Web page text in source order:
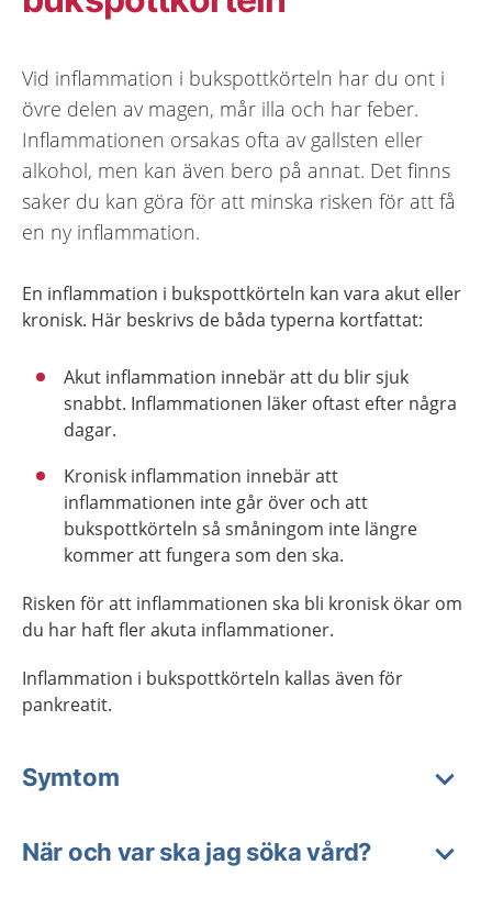
Vid inflammation i bukspottkörteln har du ont i
övre delen av magen, mår illa och har feber.
Inflammationen orsakas ofta av gallsten eller
alkohol, men kan även bero på annat. Det finns
saker du kan göra för att minska risken för att få
en ny inflammation.
En inflammation i bukspottkörteln kan vara akut eller
kronisk. Här beskrivs de båda typerna kortfattat:
Akut inflammation innebär att du blir sjuk
snabbt. Inflammationen läker oftast efter några
dagar.
Kronisk inflammation innebär att
inflammationen inte går över och att
bukspottkörteln så småningom inte längre
kommer att fungera som den ska.
Risken för att inflammationen ska bli kronisk ökar om
du har haft fler akuta inflammationer.
Inflammation i bukspottkörteln kallas även för
pankreatit.
Symtom
När och var ska jag söka vård?